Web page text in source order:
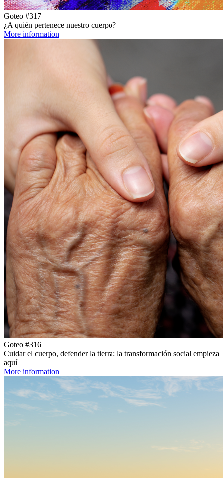
Goteo #317
¿A quién pertenece nuestro cuerpo?
More information
Goteo #316
Cuidar el cuerpo, defender la tierra: la transformación social empieza
aquí
More information